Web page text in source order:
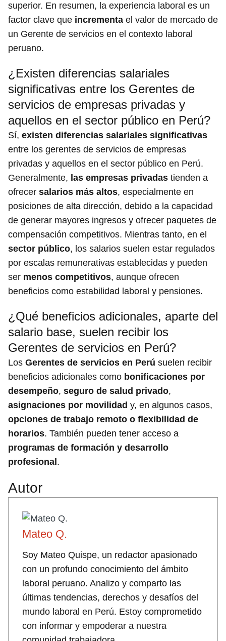
superior. En resumen, la experiencia laboral es un
factor clave que incrementa el valor de mercado de
un Gerente de servicios en el contexto laboral
peruano.
¿Existen diferencias salariales
significativas entre los Gerentes de
servicios de empresas privadas y
aquellos en el sector público en Perú?
Sí, existen diferencias salariales significativas
entre los gerentes de servicios de empresas
privadas y aquellos en el sector público en Perú.
Generalmente, las empresas privadas tienden a
ofrecer salarios más altos, especialmente en
posiciones de alta dirección, debido a la capacidad
de generar mayores ingresos y ofrecer paquetes de
compensación competitivos. Mientras tanto, en el
sector público, los salarios suelen estar regulados
por escalas remunerativas establecidas y pueden
ser menos competitivos, aunque ofrecen
beneficios como estabilidad laboral y pensiones.
¿Qué beneficios adicionales, aparte del
salario base, suelen recibir los
Gerentes de servicios en Perú?
Los Gerentes de servicios en Perú suelen recibir
beneficios adicionales como bonificaciones por
desempeño, seguro de salud privado,
asignaciones por movilidad y, en algunos casos,
opciones de trabajo remoto o flexibilidad de
horarios. También pueden tener acceso a
programas de formación y desarrollo
profesional .
Autor
Mateo Q.
Soy Mateo Quispe, un redactor apasionado
con un profundo conocimiento del ámbito
laboral peruano. Analizo y comparto las
últimas tendencias, derechos y desafíos del
mundo laboral en Perú. Estoy comprometido
con informar y empoderar a nuestra